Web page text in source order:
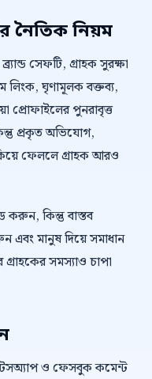
নৈতিক নিয়ম
সেফটি, গ্রাহক সুরক্ষা
লিংক, ঘৃণামূলক বক্তব্য,
প্রোফাইলের পুনরাবৃত্ত
প্রকৃত অভিযোগ,
ফেললে গ্রাহক আরও
করুন, কিন্তু বাস্তব
এবং মানুষ দিয়ে সমাধান
সমস্যাও চাপা
ও ফেসবুক কমেন্ট